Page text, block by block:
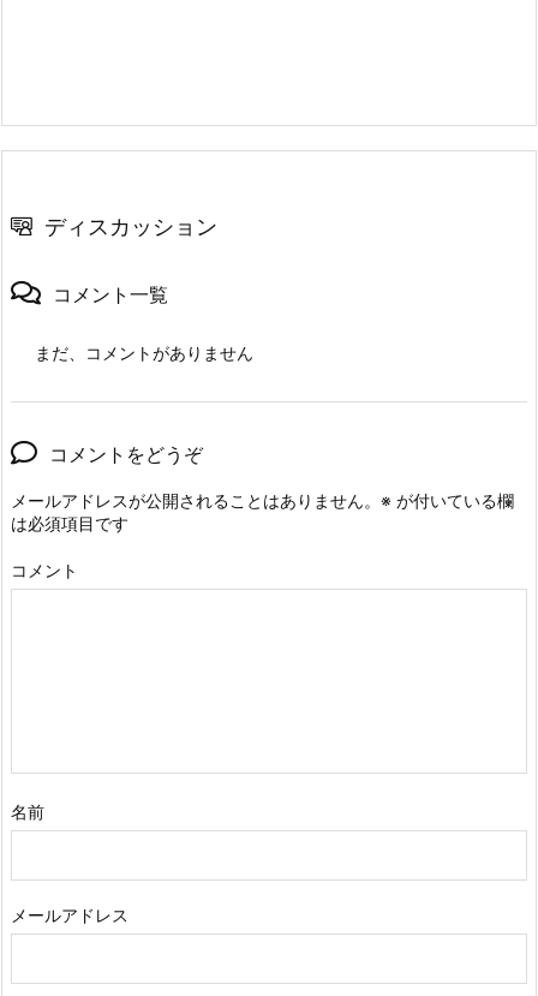
ディスカッション
コメント一覧
まだ、コメントがありません
コメントをどうぞ
メールアドレスが公開されることはありません。 ※ が付いている欄
は必須項目です
コメント
名前
メールアドレス